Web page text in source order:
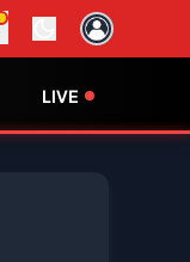
LIVE